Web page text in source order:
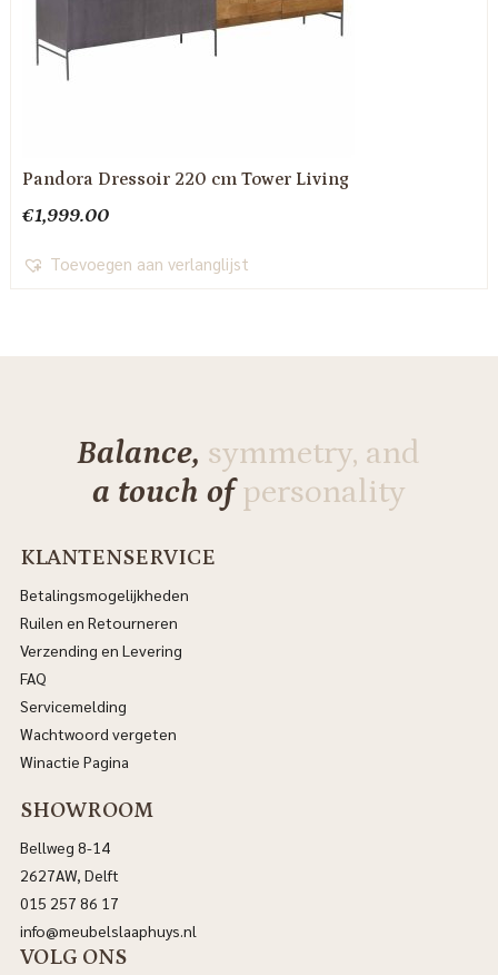
Pandora Dressoir 220 cm Tower Living
€1,999.00
Toevoegen aan verlanglijst
Balance, symmetry, and
a touch ofpersonality
KLANTENSERVICE
Betalingsmogelijkheden
Ruilen en Retourneren
Verzending en Levering
FAQ
Servicemelding
Wachtwoord vergeten
Winactie Pagina
SHOWROOM
Bellweg 8-14
2627AW, Delft
015 257 86 17
info@meubelslaaphuys.nl
VOLG ONS